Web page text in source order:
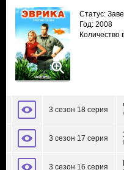
Статус:
Год: 2008
3 сезон 18 серия
3 сезон 17 серия
3 сезон 16 серия